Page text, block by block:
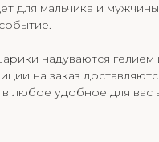
для мальчика и
надуваются
на заказ
любое удобное для вас